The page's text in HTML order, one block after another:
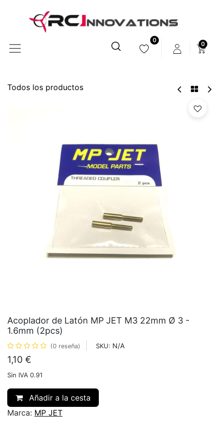
0
0
Todos los productos
Acoplador de Latón MP JET M3 22mm Ø 3 -
1.6mm (2pcs)
(0 reseña) SKU: N/A
1,10 €
Sin IVA 0.91
Añadir a la cesta
Marca: MP JET